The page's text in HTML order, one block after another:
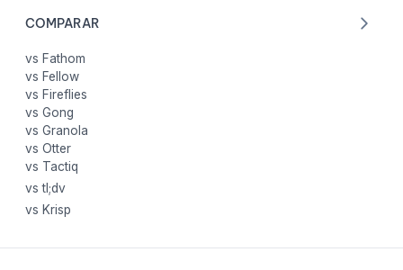
COMPARAR
vs Fathom
vs Fellow
vs Fireflies
vs Gong
vs Granola
vs Otter
vs Tactiq
vs tl;dv
vs Krisp